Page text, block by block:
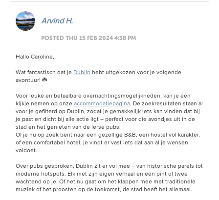
Arvind H.
POSTED THU 15 FEB 2024 4:38 PM
Hallo Caroline,
Wat fantastisch dat je Dublin hebt uitgekozen voor je volgende
avontuur! ☘️
Voor leuke en betaalbare overnachtingsmogelijkheden, kan je een
kijkje nemen op onze accommodatiepagina. De zoekresultaten staan al
voor je gefilterd op Dublin, zodat je gemakkelijk iets kan vinden dat bij
je past en dicht bij alle actie ligt – perfect voor die avondjes uit in de
stad en het genieten van de Ierse pubs.
Of je nu op zoek bent naar een gezellige B&B, een hostel vol karakter,
of een comfortabel hotel, je vindt er vast iets dat aan al je wensen
voldoet.
Over pubs gesproken, Dublin zit er vol mee – van historische parels tot
moderne hotspots. Elk met zijn eigen verhaal en een pint of twee
wachtend op je. Of het nu gaat om het klappen mee met traditionele
muziek of het proosten op de toekomst, de stad heeft het allemaal.